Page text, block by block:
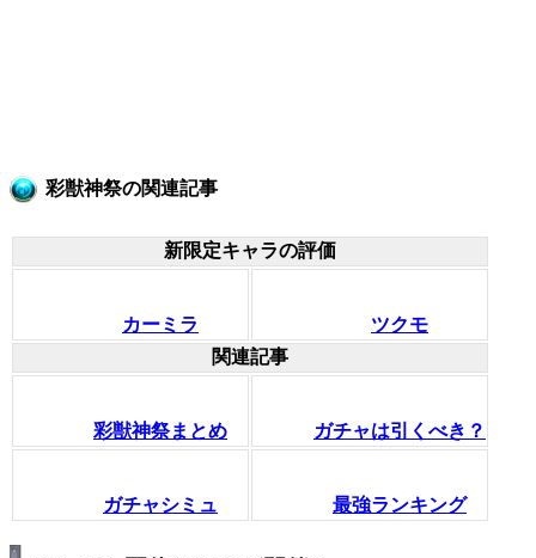
彩獣神祭の関連記事
新限定キャラの評価
カーミラ
ツクモ
関連記事
彩獣神祭まとめ ガチャは引くべき？
ガチャシミュ 最強ランキング